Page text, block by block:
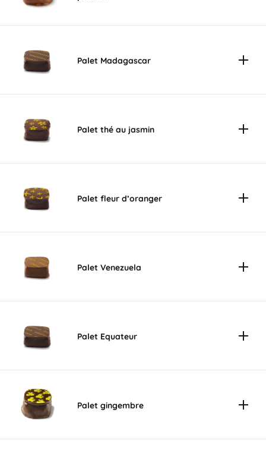
Palet Madagascar
Palet thé au jasmin
Palet fleur d’oranger
Palet Venezuela
Palet Equateur
Palet gingembre